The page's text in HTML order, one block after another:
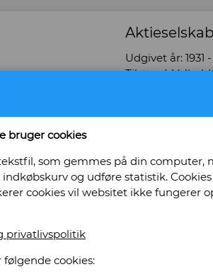
Udgivet år:
Tilstand:
Illustreret sort/
Læg i kurv
C. Rasmussens
bruger cookies
som gemmes på din
og udføre statistik.
cookies vil websitet ikke fungerer
privatlivspolitik
cookies: